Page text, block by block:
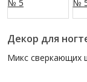
Декор для
Микс сверкающих